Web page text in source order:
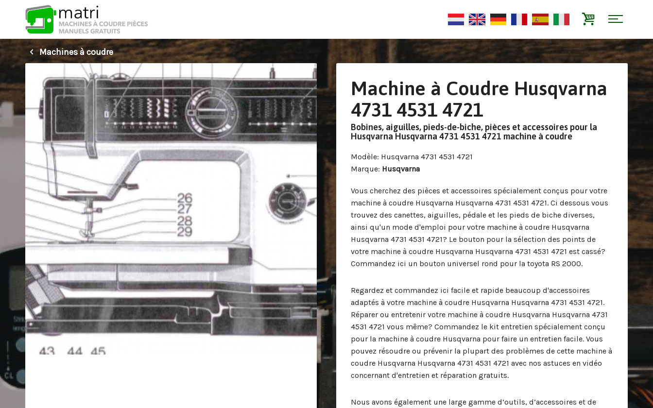
Machines à coudre
Machine à Coudre Husqvarna
4731 4531 4721
Bobines, aiguilles, pieds-de-biche, pièces et accessoires pour la
Husqvarna Husqvarna 4731 4531 4721 machine à coudre
Modèle: Husqvarna 4731 4531 4721
Marque: Husqvarna
Vous cherchez des pièces et accessoires spécialement conçus pour votre
machine à coudre Husqvarna Husqvarna 4731 4531 4721. Ci dessous vous
trouvez des canettes, aiguilles, pédale et les pieds de biche diverses,
ainsi qu'un mode d'emploi pour votre machine à coudre Husqvarna
Husqvarna 4731 4531 4721? Le bouton pour la sélection des points de
votre machine à coudre Husqvarna Husqvarna 4731 4531 4721 est cassé?
Commandez ici un bouton universel rond pour la toyota RS 2000.
Regardez et commandez ici facile et rapide beaucoup d'accessoires
adaptés à votre machine à coudre Husqvarna Husqvarna 4731 4531 4721.
Réparer ou entretenir votre machine à coudre Husqvarna Husqvarna 4731
4531 4721 vous même? Commandez le kit entretien spécialement conçu
pour la machine à coudre Husqvarna pour faire un entretien facile. Vous
pouvez résoudre ou prévenir la plupart des problèmes de cette machine à
coudre Husqvarna Husqvarna 4731 4531 4721 avec nos astuces en vidéo
concernant d'entretien et réparation gratuits.
Nous avons également une large gamme d’outils, d’accessoires et de